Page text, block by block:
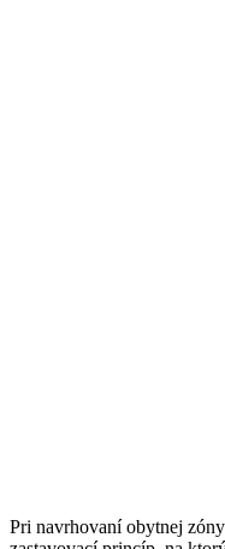
Pri navrhovaní obytnej